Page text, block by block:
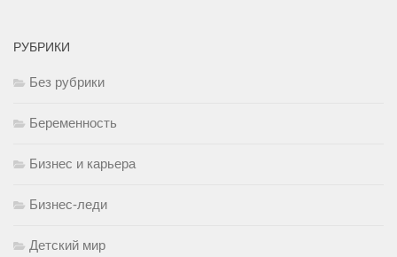
РУБРИКИ
Без рубрики
Беременность
Бизнес и карьера
Бизнес-леди
Детский мир